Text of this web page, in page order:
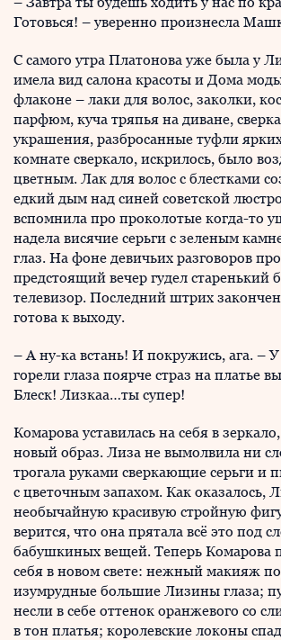
Готовься! – уверенно произнесла
С самого утра Платонова уже была у
имела вид салона красоты и Дома
флаконе – лаки для волос, заколки,
парфюм, куча тряпья на диване,
украшения, разбросанные туфли
комнате сверкало, искрилось, было
цветным. Лак для волос с блестками
едкий дым над синей советской
вспомнила про проколотые когда-то
надела висячие серьги с зеленым
глаз. На фоне девичьих разговоров
предстоящий вечер гудел старенький
телевизор. Последний штрих
готова к выходу.
– А ну-ка встань! И покружись, ага. –
горели глаза поярче страз на платье
Блеск! Лизкаа…ты супер!
Комарова уставилась на себя в
новый образ. Лиза не вымолвила ни
трогала руками сверкающие серьги
с цветочным запахом. Как оказалось,
необычайную красивую стройную
верится, что она прятала всё это под
бабушкиных вещей. Теперь Комарова
себя в новом свете: нежный макияж
изумрудные большие Лизины глаза;
несли в себе оттенок оранжевого со
в тон платья; королевские локоны